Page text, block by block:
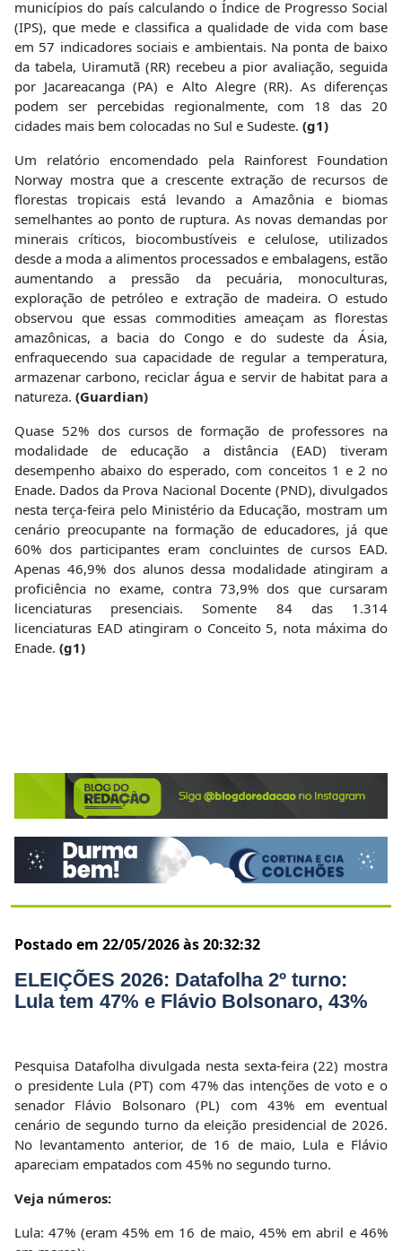
municípios do país calculando o Índice de Progresso Social
(IPS), que mede e classifica a qualidade de vida com base
em 57 indicadores sociais e ambientais. Na ponta de baixo
da tabela, Uiramutã (RR) recebeu a pior avaliação, seguida
por Jacareacanga (PA) e Alto Alegre (RR). As diferenças
podem ser percebidas regionalmente, com 18 das 20
cidades mais bem colocadas no Sul e Sudeste. (g1)
Um relatório encomendado pela Rainforest Foundation
Norway mostra que a crescente extração de recursos de
florestas tropicais está levando a Amazônia e biomas
semelhantes ao ponto de ruptura. As novas demandas por
minerais críticos, biocombustíveis e celulose, utilizados
desde a moda a alimentos processados e embalagens, estão
aumentando a pressão da pecuária, monoculturas,
exploração de petróleo e extração de madeira. O estudo
observou que essas commodities ameaçam as florestas
amazônicas, a bacia do Congo e do sudeste da Ásia,
enfraquecendo sua capacidade de regular a temperatura,
armazenar carbono, reciclar água e servir de habitat para a
natureza. (Guardian)
Quase 52% dos cursos de formação de professores na
modalidade de educação a distância (EAD) tiveram
desempenho abaixo do esperado, com conceitos 1 e 2 no
Enade. Dados da Prova Nacional Docente (PND), divulgados
nesta terça-feira pelo Ministério da Educação, mostram um
cenário preocupante na formação de educadores, já que
60% dos participantes eram concluintes de cursos EAD.
Apenas 46,9% dos alunos dessa modalidade atingiram a
proficiência no exame, contra 73,9% dos que cursaram
licenciaturas presenciais. Somente 84 das 1.314
licenciaturas EAD atingiram o Conceito 5, nota máxima do
Enade. (g1)
Postado em 22/05/2026 às 20:32:32
ELEIÇÕES 2026: Datafolha 2º turno:
Lula tem 47% e Flávio Bolsonaro, 43%
Pesquisa Datafolha divulgada nesta sexta-feira (22) mostra
o presidente Lula (PT) com 47% das intenções de voto e o
senador Flávio Bolsonaro (PL) com 43% em eventual
cenário de segundo turno da eleição presidencial de 2026.
No levantamento anterior, de 16 de maio, Lula e Flávio
apareciam empatados com 45% no segundo turno.
Veja números:
Lula: 47% (eram 45% em 16 de maio, 45% em abril e 46%